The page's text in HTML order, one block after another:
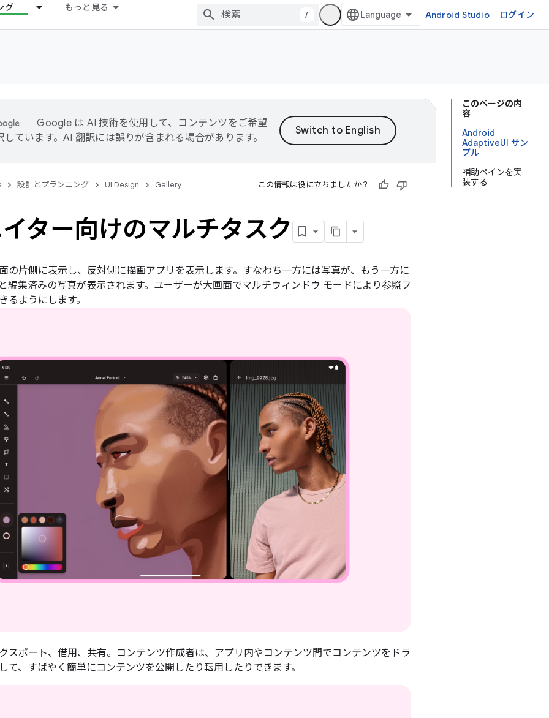
グ もっと見る
/ Android Studio ログイン
このページの内
容
Android
AdaptiveUI サン
プル
補助ペインを実
装する
Google は AI 技術を使用して、コンテンツをご希望
しています。AI 翻訳には誤りが含まれる場合があります。
設計とプランニング UI Design Gallery この情報は役に立ちましたか？
ター向けのマルチタスク
の片側に表示し、反対側に描画アプリを表示します。すなわち一方には写真が、もう一方に
編集済みの写真が表示されます。ユーザーが大画面でマルチウィンドウ モードにより参照フ
るようにします。
スポート、借用、共有。コンテンツ作成者は、アプリ内やコンテンツ間でコンテンツをドラ
て、すばやく簡単にコンテンツを公開したり転用したりできます。